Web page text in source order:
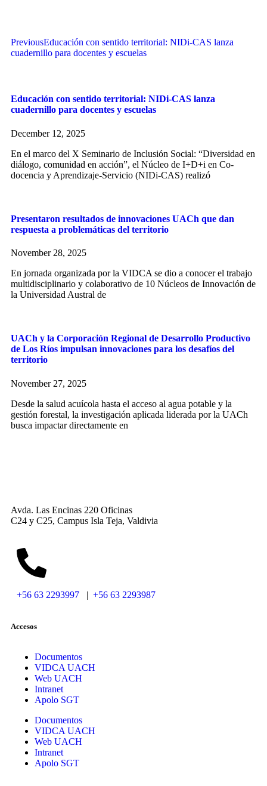
PreviousEducación con sentido territorial: NIDi-CAS lanza
cuadernillo para docentes y escuelas
Educación con sentido territorial: NIDi-CAS lanza
cuadernillo para docentes y escuelas
December 12, 2025
En el marco del X Seminario de Inclusión Social: “Diversidad en
diálogo, comunidad en acción”, el Núcleo de I+D+i en Co-
docencia y Aprendizaje-Servicio (NIDi-CAS) realizó
Presentaron resultados de innovaciones UACh que dan
respuesta a problemáticas del territorio
November 28, 2025
En jornada organizada por la VIDCA se dio a conocer el trabajo
multidisciplinario y colaborativo de 10 Núcleos de Innovación de
la Universidad Austral de
UACh y la Corporación Regional de Desarrollo Productivo
de Los Ríos impulsan innovaciones para los desafíos del
territorio
November 27, 2025
Desde la salud acuícola hasta el acceso al agua potable y la
gestión forestal, la investigación aplicada liderada por la UACh
busca impactar directamente en
Avda. Las Encinas 220 Oficinas
C24 y C25, Campus Isla Teja, Valdivia
+56 63 2293997 | +56 63 2293987
Accesos
Documentos
VIDCA UACH
Web UACH
Intranet
Apolo SGT
Documentos
VIDCA UACH
Web UACH
Intranet
Apolo SGT